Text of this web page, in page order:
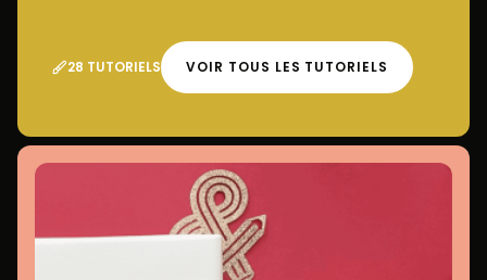
28 TUTORIELS VOIR TOUS LES TUTORIELS